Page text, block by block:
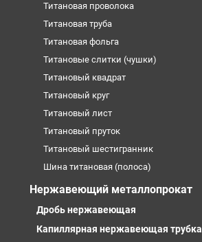
Титановая проволока
Титановая труба
Титановая фольга
Титановые слитки (чушки)
Титановый квадрат
Титановый круг
Титановый лист
Титановый пруток
Титановый шестигранник
Шина титановая (полоса)
Нержавеющий металлопрокат
Дробь нержавеющая
Капиллярная нержавеющая трубка